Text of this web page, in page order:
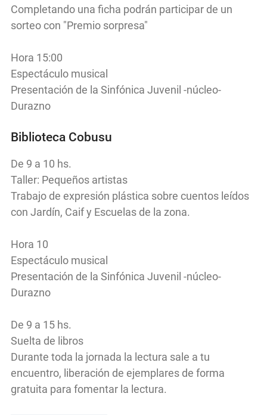
Completando una ficha podrán participar de un
sorteo con "Premio sorpresa"
Hora 15:00
Espectáculo musical
Presentación de la Sinfónica Juvenil -núcleo-
Durazno
Biblioteca Cobusu
De 9 a 10 hs.
Taller: Pequeños artistas
Trabajo de expresión plástica sobre cuentos leídos
con Jardín, Caif y Escuelas de la zona.
Hora 10
Espectáculo musical
Presentación de la Sinfónica Juvenil -núcleo-
Durazno
De 9 a 15 hs.
Suelta de libros
Durante toda la jornada la lectura sale a tu
encuentro, liberación de ejemplares de forma
gratuita para fomentar la lectura.